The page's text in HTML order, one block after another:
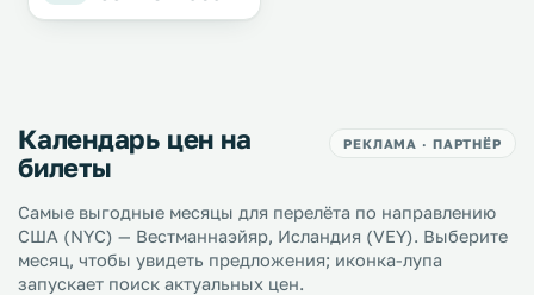
Календарь цен на
билеты
РЕКЛАМА · ПАРТНЁР
Самые выгодные месяцы для перелёта по направлению
США (NYC) — Вестманнаэйяр, Исландия (VEY). Выберите
месяц, чтобы увидеть предложения; иконка-лупа
запускает поиск актуальных цен.